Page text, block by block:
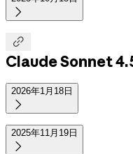


Claude Sonnet
2026年1月18日

2025年11月19日
